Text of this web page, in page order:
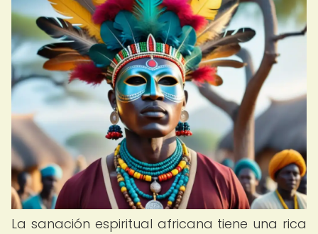
La sanación espiritual africana tiene una rica